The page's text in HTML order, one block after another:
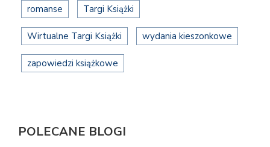
romanse Targi Książki
Wirtualne Targi Książki wydania kieszonkowe
zapowiedzi książkowe
POLECANE BLOGI